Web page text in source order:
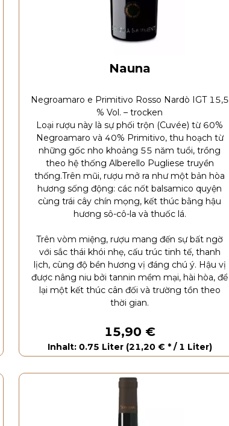
Nauna
Negroamaro e Primitivo Rosso Nardò IGT 15,5
% Vol. – trocken
Loại rượu này là sự phối trộn (Cuvée) từ 60%
Negroamaro và 40% Primitivo, thu hoạch từ
những gốc nho khoảng 55 năm tuổi, trồng
theo hệ thống Alberello Pugliese truyền
thống.Trên mũi, rượu mở ra như một bản hòa
hương sống động: các nốt balsamico quyện
cùng trái cây chín mọng, kết thúc bằng hậu
hương sô-cô-la và thuốc lá.
Trên vòm miệng, rượu mang đến sự bất ngờ
với sắc thái khói nhẹ, cấu trúc tinh tế, thanh
lịch, cùng độ bền hương vị đáng chú ý. Hậu vị
được nâng niu bởi tannin mềm mại, hài hòa, để
lại một kết thúc cân đối và trường tồn theo
thời gian.
15,90 €
Inhalt: 0.75 Liter (21,20 € * / 1 Liter)